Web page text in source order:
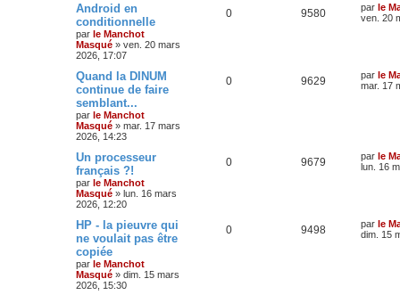
Android en
conditionnelle
par le Manchot
Masqué » ven. 20 mars
2026, 17:07
0 9580 par le
ven. 20
Quand la DINUM
continue de faire
semblant...
par le Manchot
Masqué » mar. 17 mars
2026, 14:23
0 9629 par le
mar. 17
Un processeur
français ?!
par le Manchot
Masqué » lun. 16 mars
2026, 12:20
0 9679 par le
lun. 16
HP - la pieuvre qui
ne voulait pas être
copiée
par le Manchot
Masqué » dim. 15 mars
2026, 15:30
0 9498 par le
dim. 15